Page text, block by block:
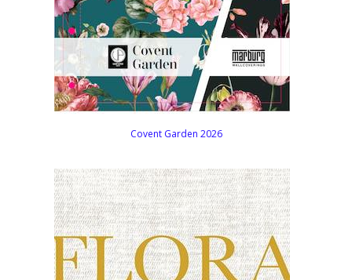
Covent Garden 2026